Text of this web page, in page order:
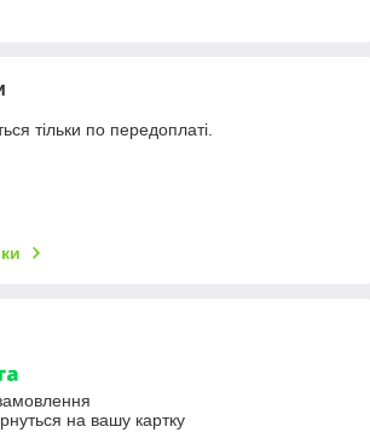
тільки по передоплаті.
на вашу картку